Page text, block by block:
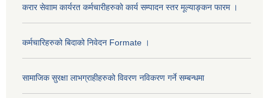
करार सेवााम कार्यरत कर्मचारीहरुको कार्य सम्पादन स्तर मूल्याङ्कन फारम ।
कर्मचारिहरुको बिदाको निवेदन Formate ।
सामाजिक सुरक्षा लाभग्राहीहरुको विवरण नविकरण गर्ने सम्बन्धमा